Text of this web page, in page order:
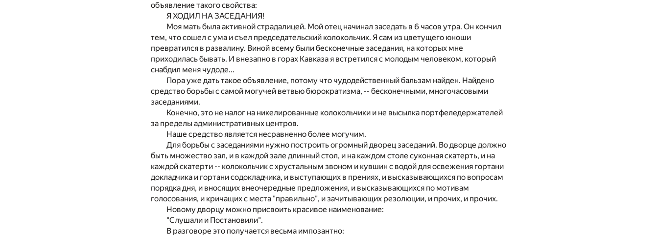
объявление такого свойства:
Я ХОДИЛ НА ЗАСЕДАНИЯ!
Моя мать была активной страдалицей. Мой отец начинал заседать в 6 часов утра. Он кончил
тем, что сошел с ума и съел председательский колокольчик. Я сам из цветущего юноши
превратился в развалину. Виной всему были бесконечные заседания, на которых мне
приходилась бывать. И внезапно в горах Кавказа я встретился с молодым человеком, который
снабдил меня чудоде...
Пора уже дать такое объявление, потому что чудодейственный бальзам найден. Найдено
средство борьбы с самой могучей ветвью бюрократизма, -- бесконечными, многочасовыми
заседаниями.
Конечно, это не налог на никелированные колокольчики и не высылка портфеледержателей
за пределы административных центров.
Наше средство является несравненно более могучим.
Для борьбы с заседаниями нужно построить огромный дворец заседаний. Во дворце должно
быть множество зал, и в каждой зале длинный стол, и на каждом столе суконная скатерть, и на
каждой скатерти -- колокольчик с хрустальным звоном и кувшин с водой для освежения гортани
докладчика и гортани содокладчика, и выступающих в прениях, и высказывающихся по вопросам
порядка дня, и вносящих внеочередные предложения, и высказывающихся по мотивам
голосования, и кричащих с места "правильно", и зачитывающих резолюции, и прочих, и прочих.
Новому дворцу можно присвоить красивое наименование:
"Слушали и Постановили".
В разговоре это получается весьма импозантно: